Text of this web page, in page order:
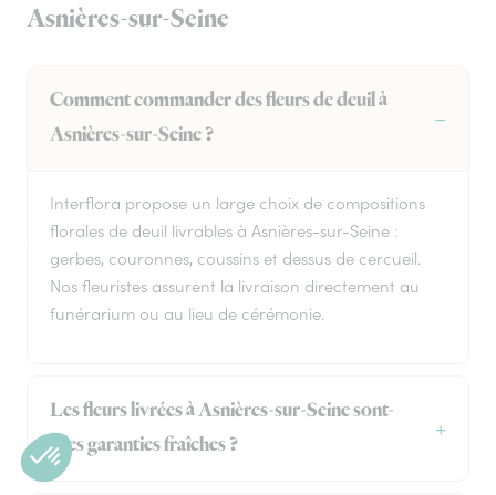
Asnières-sur-Seine
Comment commander des fleurs de deuil à
Asnières-sur-Seine ?
Interflora propose un large choix de compositions
florales de deuil livrables à Asnières-sur-Seine :
gerbes, couronnes, coussins et dessus de cercueil.
Nos fleuristes assurent la livraison directement au
funérarium ou au lieu de cérémonie.
Les fleurs livrées à Asnières-sur-Seine sont-
elles garanties fraîches ?